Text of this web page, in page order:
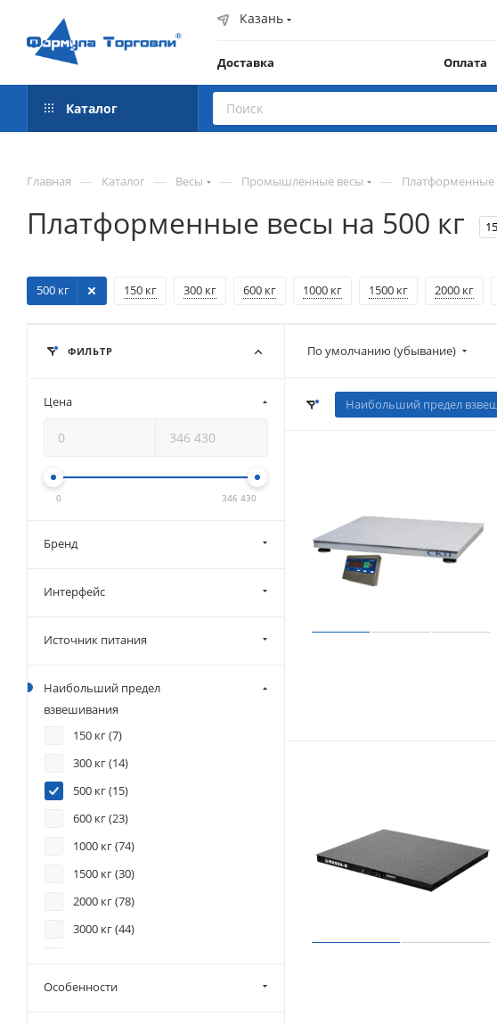
Казань
Доставка Оплата
Каталог
Главная — Каталог — Весы — Промышленные весы — Платформенные
Платформенные весы на 500 кг 15
150 кг 300 кг
500 кг 600 кг 1000 кг 1500 кг 2000 кг
По умолчанию (убывание)
Наибольший предел
ФИЛЬТР
Цена
0 346 430
Бренд
Интерфейс
Источник питания
Наибольший предел
взвешивания
150 кг (7)
300 кг (14)
500 кг (15)
600 кг (23)
1000 кг (74)
1500 кг (30)
2000 кг (78)
3000 кг (44)
Особенности